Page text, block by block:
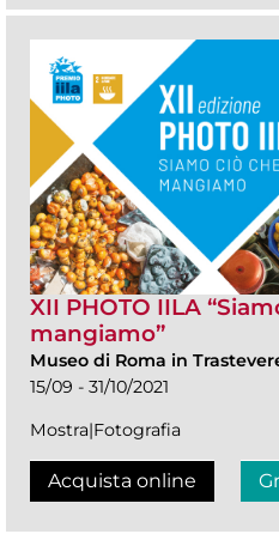
XII PHOTO IILA
mangiamo”
Museo di Roma in
15/09 - 31/10/2021
Mostra|Fotografia
Acquista online